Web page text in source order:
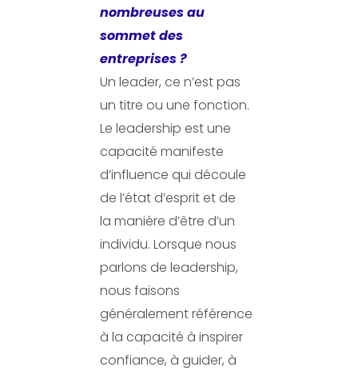
nombreuses au
sommet des
entreprises ?
Un leader, ce n’est pas
un titre ou une fonction.
Le leadership est une
capacité manifeste
d’influence qui découle
de l’état d’esprit et de
la manière d’être d’un
individu. Lorsque nous
parlons de leadership,
nous faisons
généralement référence
à la capacité à inspirer
confiance, à guider, à